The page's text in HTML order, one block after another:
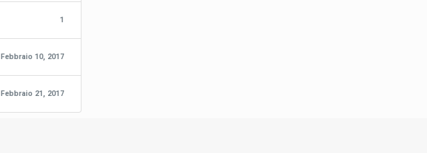
1
Febbraio 10, 2017
Febbraio 21, 2017